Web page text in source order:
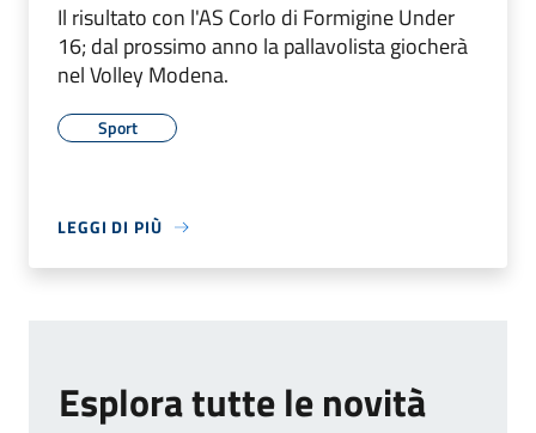
Il risultato con l'AS Corlo di Formigine Under
16; dal prossimo anno la pallavolista giocherà
nel Volley Modena.
Sport
LEGGI DI PIÙ
Esplora tutte le novità